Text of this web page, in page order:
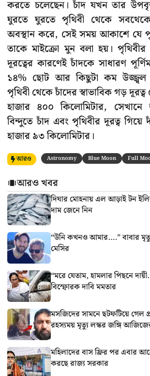
করতে চলেছেন। চাঁদ যখন তার
ঘুরতে ঘুরতে পৃথিবী থেকে
অবস্থান করে, সেই সময় আকাশে যে
তাকে মাইক্রো মুন বলা হয়।
দূরত্বের কারণেই চাঁদকে সাধারণ
১৪% ছোট আর কিছুটা কম উজ্জ্বল
পৃথিবী থেকে চাঁদের স্বাভাবিক গড়
হাজার ৪০০ কিলোমিটার,
বিন্দুতে চাঁদ এবং পৃথিবীর দূরত্ব
হাজার ৯৩ কিলোমিটার।
আরও Astronomy Blue Moon Full
আরও খবর
দিঘার মোহনায় এল আড়াই টন
দাম জেনে নিন
“উনি কখনও আমার….” বাবার
মেসির
“মরে যেতাম, হামলার পিছনে
বিস্ফোরক দাবি মমতার
মসজিদের সামনে ছটফটিয়ে গেল
রহস্যময় মৃত্যু লস্কর জঙ্গি
মহিলাদের বাস ফ্রির পর এবার
করছে রাজ্য সরকার